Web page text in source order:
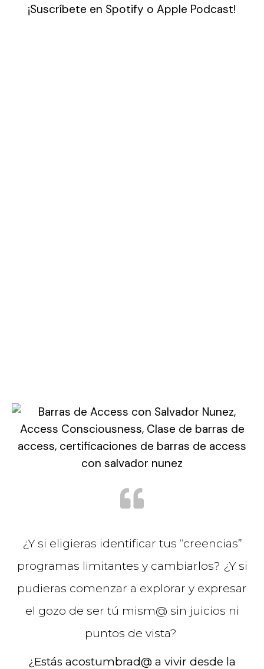
¡Suscríbete en Spotify o Apple Podcast!
¿Y si eligieras identificar tus “creencias”
programas limitantes y cambiarlos? ¿Y si
pudieras comenzar a explorar y expresar
el gozo de ser tú mism@ sin juicios ni
puntos de vista?
¿Estás acostumbrad@ a vivir desde la